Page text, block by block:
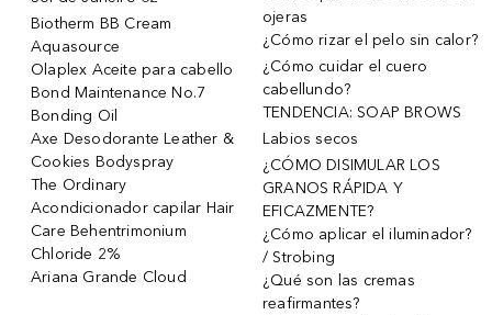
Biotherm BB Cream
Aquasource
Olaplex Aceite para cabello
Bond Maintenance No.7
Bonding Oil
Axe Desodorante Leather &
Cookies Bodyspray
The Ordinary
Acondicionador capilar Hair
Care Behentrimonium
Chloride 2%
Ariana Grande Cloud
ojeras
¿Cómo rizar el pelo sin calor?
¿Cómo cuidar el cuero
cabellundo?
TENDENCIA: SOAP BROWS
Labios secos
¿CÓMO DISIMULAR LOS
GRANOS RÁPIDA Y
EFICAZMENTE?
¿Cómo aplicar el iluminador?
/ Strobing
¿Qué son las cremas
reafirmantes?